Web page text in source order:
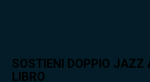
SOSTIENI DOPPIO JAZZ
LIBRO